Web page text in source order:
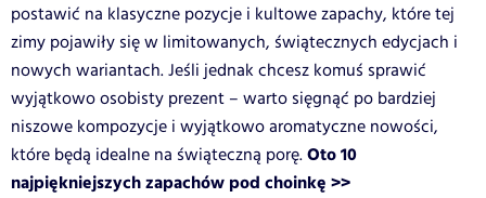
postawić na klasyczne pozycje i kultowe zapachy, które tej
zimy pojawiły się w limitowanych, świątecznych edycjach i
nowych wariantach. Jeśli jednak chcesz komuś sprawić
wyjątkowo osobisty prezent – warto sięgnąć po bardziej
niszowe kompozycje i wyjątkowo aromatyczne nowości,
które będą idealne na świąteczną porę.Oto 10
najpiękniejszych zapachów pod choinkę >>